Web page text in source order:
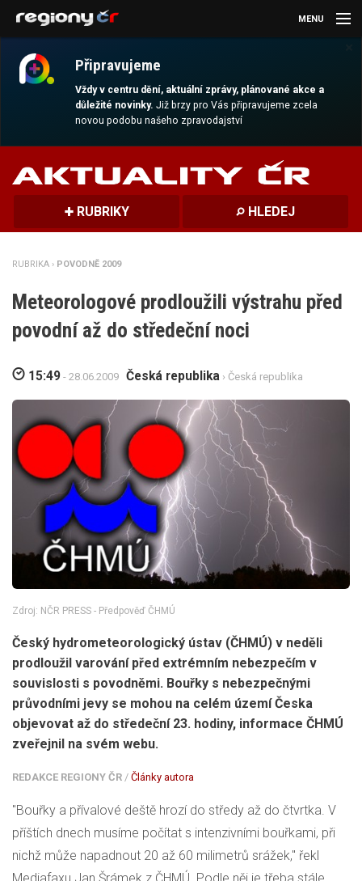
Připravujeme
Vždy v centru dění, aktuální zprávy, plánované akce a
důležité novinky.Již brzy pro Vás připravujeme zcela
novou podobu našeho zpravodajství
MENU
AKTUALITY
MAGAZÍN
DALŠÍ
REGION
RUBRIKY HLEDEJ
RUBRIKA › POVODNĚ 2009
Meteorologové prodloužili výstrahu před
povodní až do středeční noci
15:49 - 28.06.2009 Česká republika › Česká republika
Zdroj: NČR PRESS - Předpověď ČHMÚ
Český hydrometeorologický ústav (ČHMÚ) v neděli
prodloužil varování před extrémním nebezpečím v
souvislosti s povodněmi. Bouřky s nebezpečnými
průvodními jevy se mohou na celém území Česka
objevovat až do středeční 23. hodiny, informace ČHMÚ
zveřejnil na svém webu.
REDAKCE REGIONY ČR / Články autora
"Bouřky a přívalové deště hrozí do středy až do čtvrtka. V
příštích dnech musíme počítat s intenzivními bouřkami, při
nichž může napadnout 20 až 60 milimetrů srážek," řekl